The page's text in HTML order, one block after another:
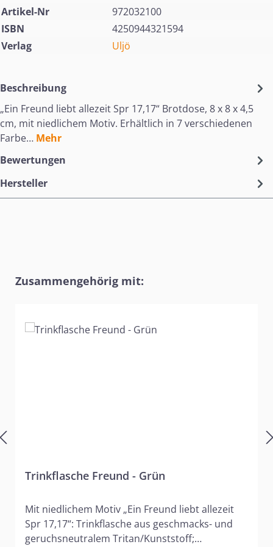
Artikel-Nr
972032100
ISBN
4250944321594
Verlag
Uljö
Beschreibung
„Ein Freund liebt allezeit Spr 17,17“ Brotdose, 8 x 8 x 4,5
cm, mit niedlichem Motiv. Erhältlich in 7 verschiedenen
Farbe… Mehr
Bewertungen
Hersteller
Produktgalerie überspringen
Zusammengehörig mit:
Trinkflasche Freund - Grün
Mit niedlichem Motiv „Ein Freund liebt allezeit
Spr 17,17“: Trinkflasche aus geschmacks- und
geruchsneutralem Tritan/Kunststoff;